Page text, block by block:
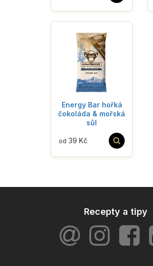
Energy Bar hořká
čokoláda & mořská
sůl
od 39 Kč
Recepty a tipy